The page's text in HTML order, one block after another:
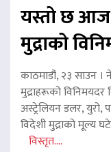
यस्तो छ आज
मुद्राको
काठमाडौं, २३ साउन ।
मुद्राहरूको
अस्ट्रेलियन डलर, युरो,
विदेशी मुद्राको मूल्य
विस्तृत....